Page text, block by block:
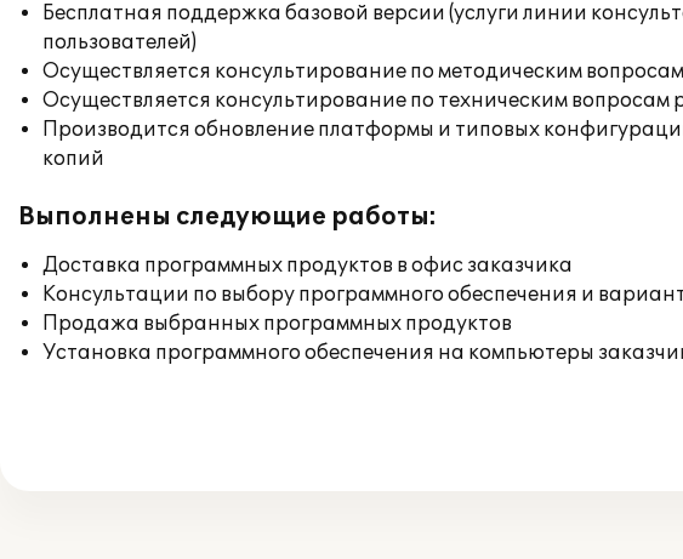
Бесплатная поддержка базовой версии (услуги линии
пользователей)
Осуществляется консультирование по методическим
Осуществляется консультирование по техническим
Производится обновление платформы и типовых
копий
Выполнены следующие работы:
Доставка программных продуктов в офис заказчика
Консультации по выбору программного обеспечения и
Продажа выбранных программных продуктов
Установка программного обеспечения на компьютеры